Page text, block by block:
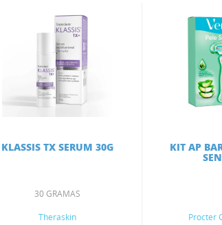
KLASSIS TX SERUM 30G
30 GRAMAS
Theraskin
KIT AP
Procter